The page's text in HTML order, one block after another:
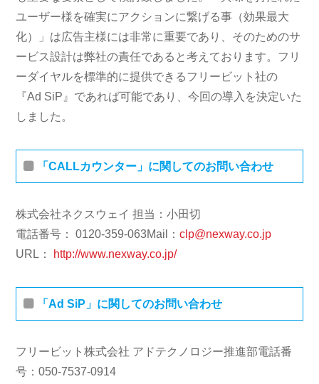
ユーザー様を確実にアクションに繋げる事（効果最大
化）」は広告主様には非常に重要であり、そのためのサ
ービス設計は弊社の責任であると考えております。フリ
ーダイヤルを標準的に提供できるフリービット社の
『Ad SiP』であれば可能であり、今回の導入を決定いた
しました。
「CALLカウンター」に関してのお問い合わせ
株式会社ネクスウェイ 担当：小田切
電話番号： 0120-359-063Mail：clp@nexway.co.jp
URL： http://www.nexway.co.jp/
「Ad SiP」に関してのお問い合わせ
フリービット株式会社 アドテクノロジー推進部電話番
号：050-7537-0914